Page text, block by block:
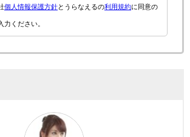
個人情報保護方針とうらなえるの利用規約に同意の
力ください。